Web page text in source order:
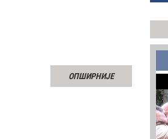
ОПШИРНИЈЕ